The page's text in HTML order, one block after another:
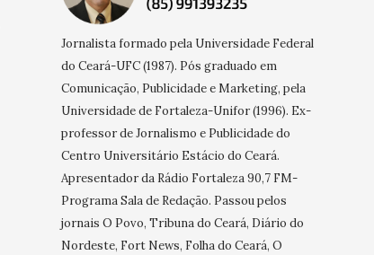
Jornalista formado pela Universidade Federal
do Ceará-UFC (1987). Pós graduado em
Comunicação, Publicidade e Marketing, pela
Universidade de Fortaleza-Unifor (1996). Ex-
professor de Jornalismo e Publicidade do
Centro Universitário Estácio do Ceará.
Apresentador da Rádio Fortaleza 90,7 FM-
Programa Sala de Redação. Passou pelos
jornais O Povo, Tribuna do Ceará, Diário do
Nordeste, Fort News, Folha do Ceará, O